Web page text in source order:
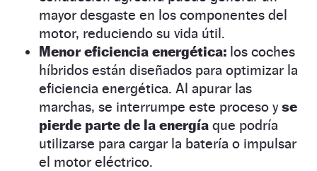
mayor desgaste en los componentes del
motor, reduciendo su vida útil.
Menor eficiencia energética: los coches
híbridos están diseñados para optimizar la
eficiencia energética. Al apurar las
marchas, se interrumpe este proceso yse
pierde parte de la energía que podría
utilizarse para cargar la batería o impulsar
el motor eléctrico.